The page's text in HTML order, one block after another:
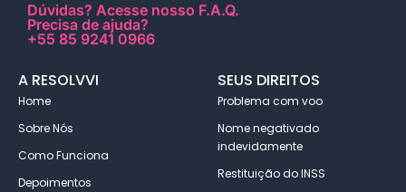
Dúvidas? Acesse nosso F.A.Q.
Precisa de ajuda?
+55 85 9241 0966
A RESOLVVI
Home
Sobre Nós
Como Funciona
Depoimentos
SEUS DIREITOS
Problema com voo
Nome negativado
indevidamente
Restituição do INSS